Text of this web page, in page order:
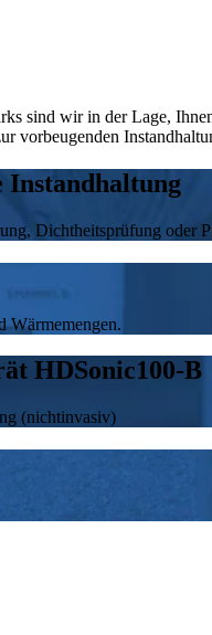
sind wir in der Lage,
vorbeugenden
Instandhaltung
Dichtheitsprüfung oder
Wärmemengen.
HDSonic100-B
(nichtinvasiv)